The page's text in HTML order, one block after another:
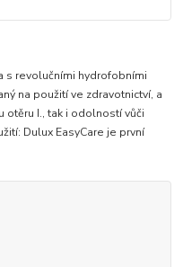
s revolučními hydrofobními
na použití ve zdravotnictví, a
otěru I., tak i odolností vůči
Dulux EasyCare je první